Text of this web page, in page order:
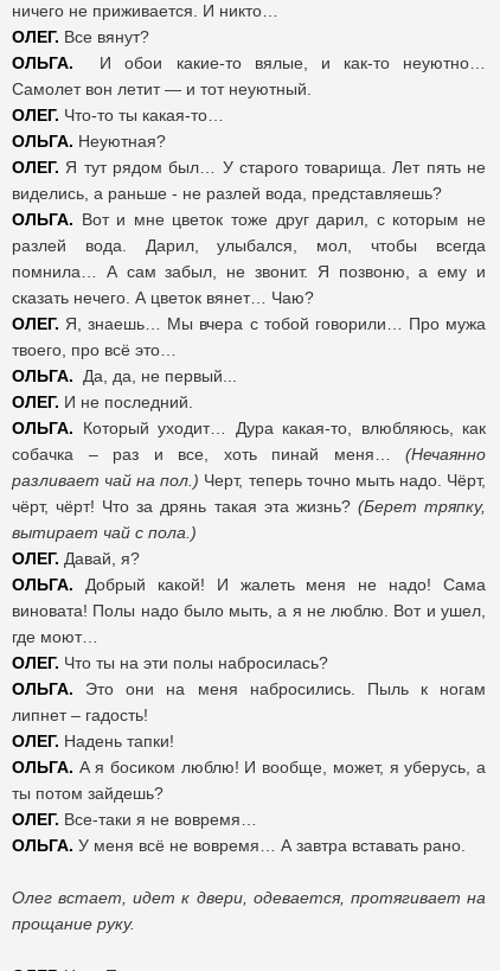
ничего не приживается. И никто…
ОЛЕГ. Все вянут?
ОЛЬГА. И обои какие-то вялые, и как-то неуютно…
Самолет вон летит — и тот неуютный.
ОЛЕГ. Что-то ты какая-то…
ОЛЬГА. Неуютная?
ОЛЕГ. Я тут рядом был… У старого товарища. Лет пять не
виделись, а раньше - не разлей вода, представляешь?
ОЛЬГА. Вот и мне цветок тоже друг дарил, с которым не
разлей вода. Дарил, улыбался, мол, чтобы всегда
помнила… А сам забыл, не звонит. Я позвоню, а ему и
сказать нечего. А цветок вянет… Чаю?
ОЛЕГ. Я, знаешь… Мы вчера с тобой говорили… Про мужа
твоего, про всё это…
ОЛЬГА.
Да, да, не первый...
ОЛЕГ. И не последний.
ОЛЬГА. Который уходит… Дура какая-то, влюбляюсь, как
собачка – раз и все, хоть пинай меня… (Нечаянно
разливает чай на пол.) Черт, теперь точно мыть надо. Чёрт,
чёрт, чёрт! Что за дрянь такая эта жизнь? (Берет тряпку,
вытирает чай с пола.)
ОЛЕГ. Давай, я?
ОЛЬГА. Добрый какой! И жалеть меня не надо! Сама
виновата! Полы надо было мыть, а я не люблю. Вот и ушел,
где моют…
ОЛЕГ. Что ты на эти полы набросилась?
ОЛЬГА. Это они на меня набросились. Пыль к ногам
липнет – гадость!
ОЛЕГ. Надень тапки!
ОЛЬГА. А я босиком люблю! И вообще, может, я уберусь, а
ты потом зайдешь?
ОЛЕГ. Все-таки я не вовремя…
ОЛЬГА. У меня всё не вовремя… А завтра вставать рано.
Олег встает, идет к двери, одевается, протягивает на
прощание руку.